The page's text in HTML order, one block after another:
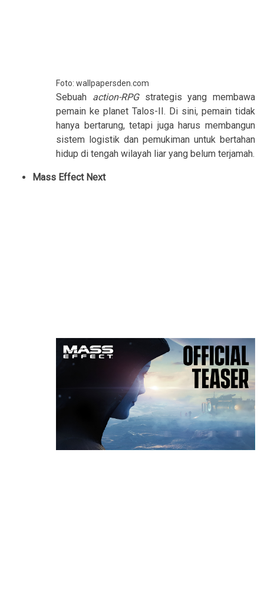
Foto: wallpapersden.com
Sebuah action-RPG strategis yang membawa
pemain ke planet Talos-II. Di sini, pemain tidak
hanya bertarung, tetapi juga harus membangun
sistem logistik dan pemukiman untuk bertahan
hidup di tengah wilayah liar yang belum terjamah.
Mass Effect Next